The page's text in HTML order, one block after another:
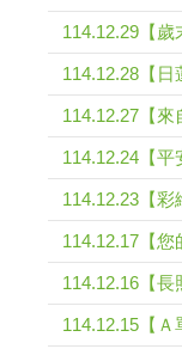
114.12.29【歲
114.12.28【日
114.12.27【來
114.12.24【平
114.12.23【彩
114.12.17【您
114.12.16【長
114.12.15【Ａ